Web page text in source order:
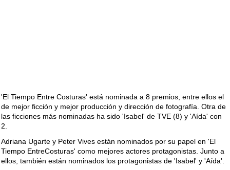
'El Tiempo Entre Costuras' está nominada a 8 premios, entre ellos el
de mejor ficción y mejor producción y dirección de fotografía. Otra de
las ficciones más nominadas ha sido 'Isabel' de TVE (8) y 'Aída' con
2.
Adriana Ugarte y Peter Vives están nominados por su papel en 'El
Tiempo EntreCosturas' como mejores actores protagonistas. Junto a
ellos, también están nominados los protagonistas de 'Isabel' y 'Aída'.